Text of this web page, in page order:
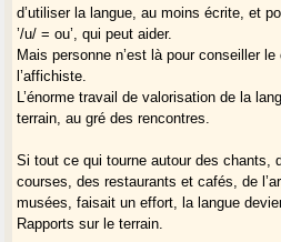
d’utiliser la langue, au moins écrite, et
’/u/ = ou’, qui peut aider.
Mais personne n’est là pour conseiller
l’affichiste.
L’énorme travail de valorisation de la
terrain, au gré des rencontres.
Si tout ce qui tourne autour des chants,
courses, des restaurants et cafés, de
musées, faisait un effort, la langue
Rapports sur le terrain.